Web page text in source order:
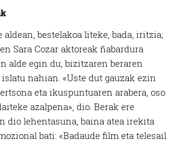
aldean, bestelakoa liteke, bada, iritzia;
Sara Cozar aktoreak ñabardura
alde egin du, bizitzaren beraren
nahian. «Uste dut gauzak ezin
eta ikuspuntuaren arabera, oso
azalpena», dio. Berak ere
dio lehentasuna, baina atea irekita
bati: «Badaude film eta telesail